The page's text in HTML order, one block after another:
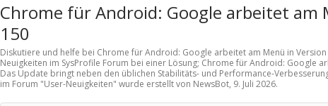
Chrome für Android: Google arbeitet am
150
Diskutiere und helfe bei Chrome für Android: Google arbeitet am Menü in
Neuigkeiten im SysProfile Forum bei einer Lösung; Chrome für Android: Google
Das Update bringt neben den üblichen Stabilitäts- und Performance-
im Forum "User-Neuigkeiten" wurde erstellt von NewsBot, 9. Juli 2026.